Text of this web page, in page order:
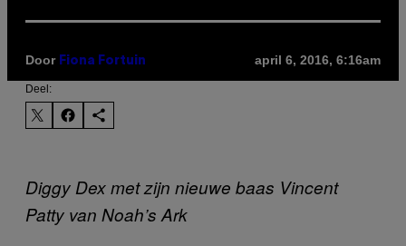
Door Fiona Fortuin april 6, 2016, 6:16am
Deel:
Diggy Dex met zijn nieuwe baas Vincent
Patty van Noah’s Ark